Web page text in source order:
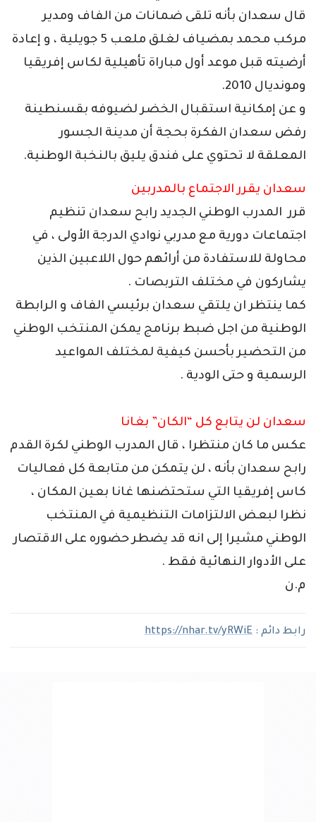
قال سعدان بأنه تلقى ضمانات من الفاف ومدير
مركب محمد بمضياف لغلق ملعب 5 جويلية ، و إعادة
أرضيته قبل موعد أول مباراة تأهيلية لكاس إفريقيا
ومونديال 2010.
و عن إمكانية استقبال الخضر لضيوفه بقسنطينة
رفض سعدان الفكرة بحجة أن مدينة الجسور
المعلقة لا تحتوي على فندق يليق بالنخبة الوطنية.
سعدان يقرر الاجتماع بالمدربين
قرر المدرب الوطني الجديد رابح سعدان تنظيم
اجتماعات دورية مع مدربي نوادي الدرجة الأولى ، في
محاولة للاستفادة من أرائهم حول اللاعبين الذين
يشاركون في مختلف التربصات .
كما ينتظر ان يلتقي سعدان برئيسي الفاف و الرابطة
الوطنية من اجل ضبط برنامج يمكن المنتخب الوطني
من التحضير بأحسن كيفية لمختلف المواعيد
الرسمية و حتى الودية .
سعدان لن يتابع كل “الكان” بغانا
عكس ما كان منتظرا ، قال المدرب الوطني لكرة القدم
رابح سعدان بأنه ، لن يتمكن من متابعة كل فعاليات
كاس إفريقيا التي ستحتضنها غانا بعين المكان ،
نظرا لبعض الالتزامات التنظيمية في المنتخب
الوطني مشيرا إلى انه قد يضطر حضوره على الاقتصار
على الأدوار النهائية فقط .
م.ن
رابط دائم : https://nhar.tv/yRWiE